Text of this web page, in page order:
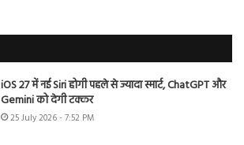
iOS 27 में नई Siri होगी पहले से ज्यादा स्मार्ट, ChatGPT और
Gemini को देगी टक्कर
25 July 2026 - 7:52 PM